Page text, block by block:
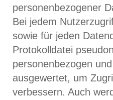
personenbezogener
Bei jedem
sowie für jeden
Protokolldatei
personenbezogen
ausgewertet, um
verbessern. Auch